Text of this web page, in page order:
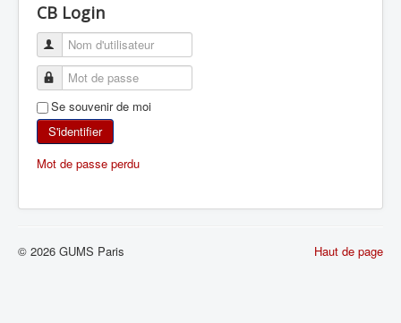
RANDONNÉE SPORTIVE
CB Login
Se souvenir de moi
S'identifier
Mot de passe perdu
Haut de page
© 2026 GUMS Paris